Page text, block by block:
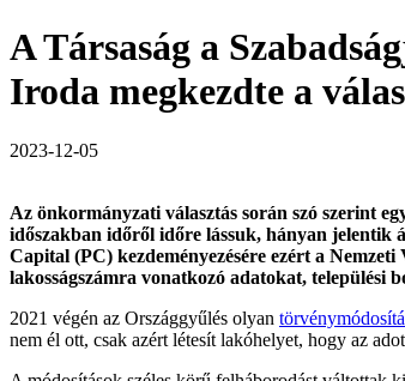
A Társaság a
Iroda megkezdte a
2023-12-05
Az önkormányzati választás során szó szerint
időszakban időről időre lássuk, hányan jelentik
Capital (PC) kezdeményezésére ezért a
lakosságszámra vonatkozó adatokat, települési
2021 végén az Országgyűlés olyan
nem él ott, csak azért létesít lakóhelyet, hogy az